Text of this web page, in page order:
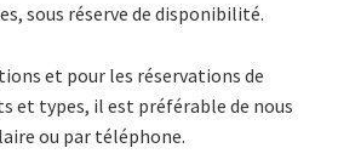
sous réserve de disponibilité.
et pour les réservations de
et types, il est préférable de nous
ou par téléphone.